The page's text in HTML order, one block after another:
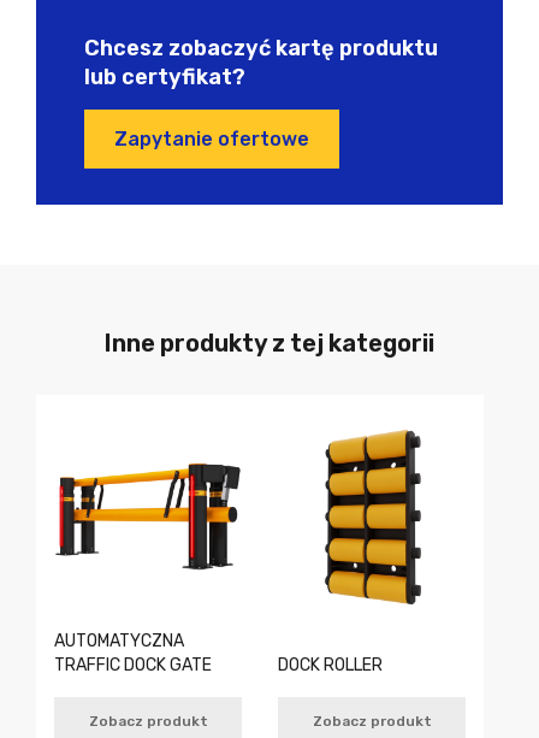
Chcesz zobaczyć kartę produktu
lub certyfikat?
Zapytanie ofertowe
Inne produkty z tej kategorii
AUTOMATYCZNA
TRAFFIC DOCK GATE
Zobacz produkt
DOCK ROLLER
Zobacz produkt